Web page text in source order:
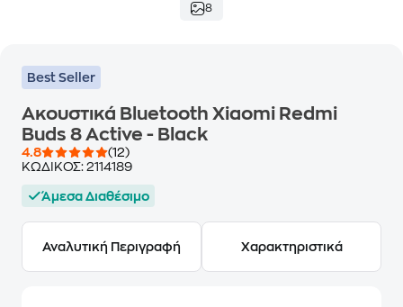
8
Best Seller
Ακουστικά Bluetooth Xiaomi Redmi
Buds 8 Active - Black
4.8
(12)
ΚΩΔΙΚΟΣ: 2114189
Άμεσα Διαθέσιμο
Αναλυτική Περιγραφή Χαρακτηριστικά